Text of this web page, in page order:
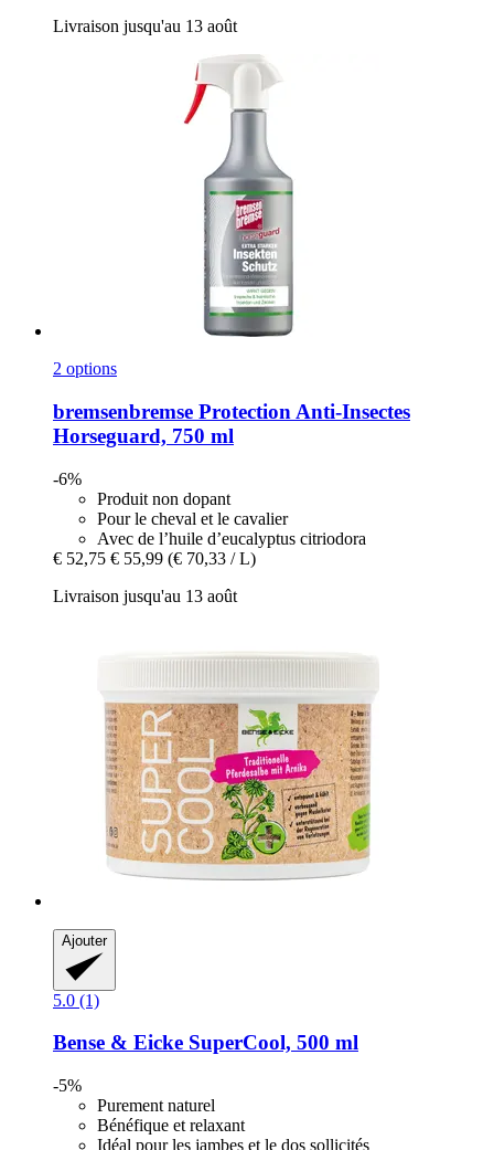
Livraison jusqu'au 13 août
2 options
bremsenbremse Protection Anti-​Insectes
Horseguard, 750 ml
-6%
Produit non dopant
Pour le cheval et le cavalier
Avec de l’huile d’eucalyptus citriodora
€ 52,75 € 55,99 (€ 70,33 / L)
Livraison jusqu'au 13 août
Ajouter
5.0 (1)
Bense & Eicke SuperCool, 500 ml
-5%
Purement naturel
Bénéfique et relaxant
Idéal pour les jambes et le dos sollicités